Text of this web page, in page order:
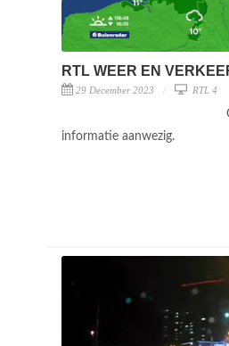
RTL WEER EN
29 December 2023 RTL 4
informatie aanwezig.